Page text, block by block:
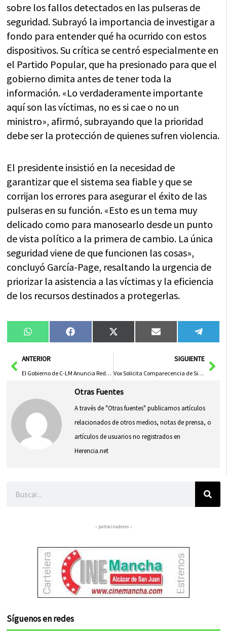
sobre los fallos detectados en las pulseras de
seguridad. Subrayó la importancia de investigar a
fondo para entender qué ha ocurrido con estos
dispositivos. Su crítica se centró especialmente en
el Partido Popular, que ha presionado para que el
gobierno dimita antes de tener toda la
información. «Lo verdaderamente importante
aquí son las víctimas, no es si cae o no un
ministro», afirmó, subrayando que la prioridad
debe ser la protección de quienes sufren violencia.
El presidente insistió en la necesidad de
garantizar que el sistema sea fiable y que se
corrijan los errores para asegurar el éxito de las
pulseras en su función. «Esto es un tema muy
delicado como para manosearlo desde un punto
de vista político a la primera de cambio. La única
seguridad viene de que funcionen las cosas»,
concluyó García-Page, resaltando la urgencia de
priorizar la asistencia a las víctimas y la eficiencia
de los recursos destinados a protegerlas.
Compartir
en
WhatsAppCompartir
en
FacebookCompartir
en
X
(Twitter)
Compartir
en
Email
en
AntANTERIOR
El Gobierno de C-LM Anuncia Reducción de 80 Procedimientos Burocráticos
SIGUIENTE
Vox Solicita Comparecencia de Simón por Fallo de Pulseras Antimaltrato en Mujeres de C-LM
Otras Fuentes
A través de "Otras fuentes" publicamos artículos
relacionados de otros medios, notas de prensa, o
artículos de usuarios no registrados en
Herencia.net
– patrocinadores –
Síguenos en redes